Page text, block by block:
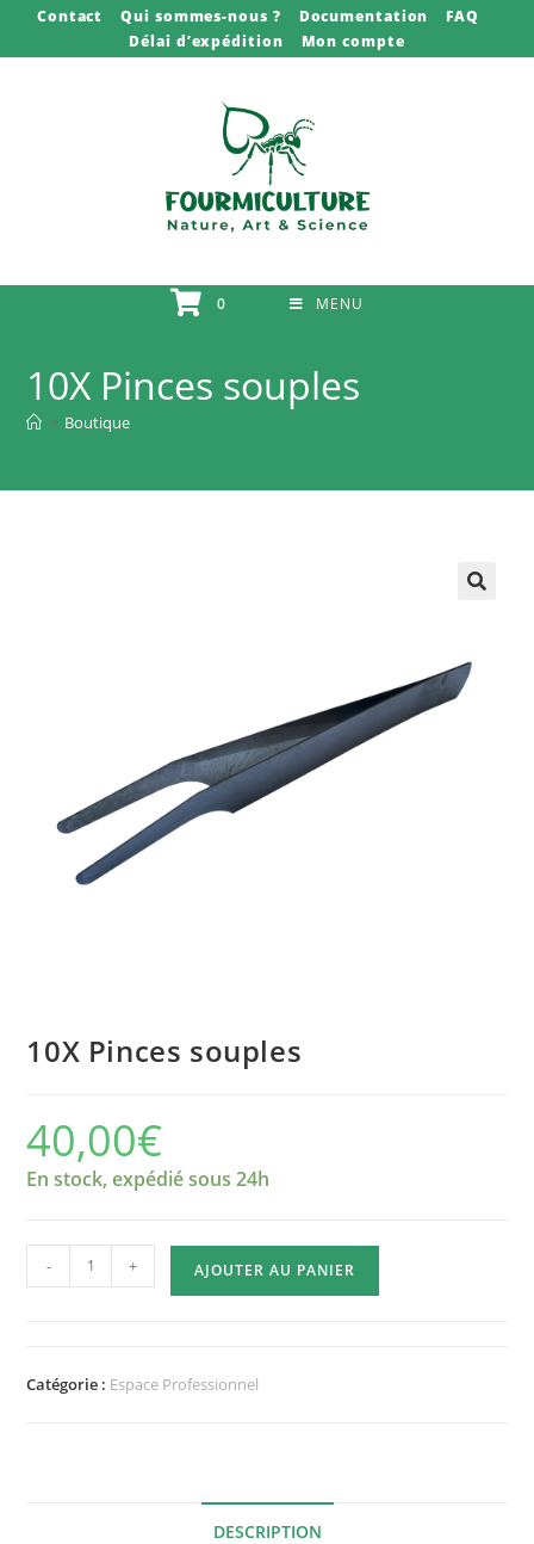
Contact Qui sommes-nous ? Documentation
FAQ
Délai d’expédition
Mon compte
0 MENU
10X Pinces souples
> Boutique
10X Pinces souples
40,00€
En stock, expédié sous 24h
quantité
de
souples
- + AJOUTER AU PANIER
Catégorie : Espace Professionnel
DESCRIPTION